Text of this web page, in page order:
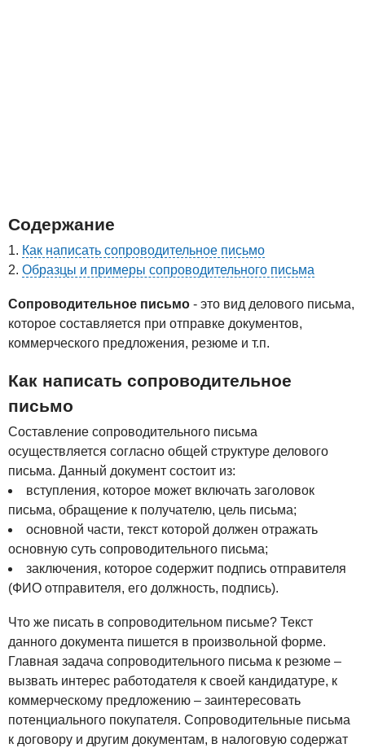
Содержание
Как написать сопроводительное письмо
Образцы и примеры сопроводительного письма
Сопроводительное письмо - это вид делового письма,
которое составляется при отправке документов,
коммерческого предложения, резюме и т.п.
Как написать сопроводительное
письмо
Составление сопроводительного письма
осуществляется согласно общей структуре делового
письма. Данный документ состоит из:
вступления, которое может включать заголовок
письма, обращение к получателю, цель письма;
основной части, текст которой должен отражать
основную суть сопроводительного письма;
заключения, которое содержит подпись отправителя
(ФИО отправителя, его должность, подпись).
Что же писать в сопроводительном письме? Текст
данного документа пишется в произвольной форме.
Главная задача сопроводительного письма к резюме –
вызвать интерес работодателя к своей кандидатуре, к
коммерческому предложению – заинтересовать
потенциального покупателя. Сопроводительные письма
к договору и другим документам, в налоговую содержат